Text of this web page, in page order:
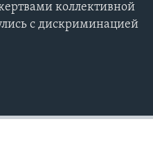
коллективной
с дискриминацией